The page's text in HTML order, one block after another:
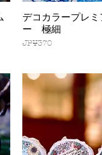
快速
デコカラープレ
ー 極細
價格
JP¥370